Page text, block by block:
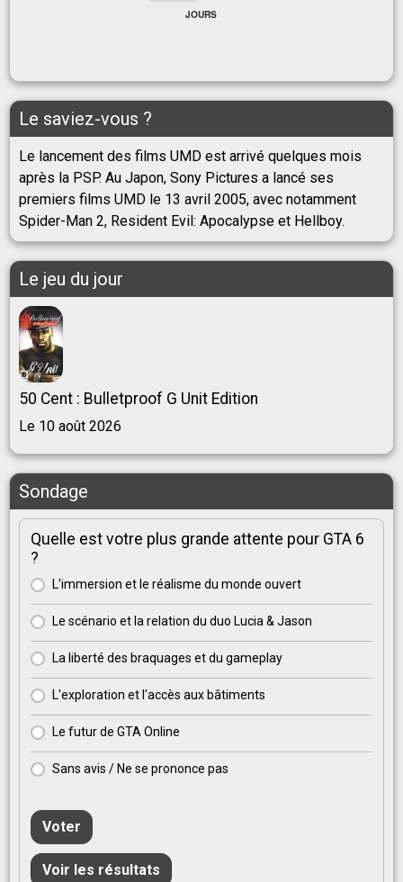
JOURS
Le saviez-vous ?
Le lancement des films UMD est arrivé quelques mois
après la PSP. Au Japon, Sony Pictures a lancé ses
premiers films UMD le 13 avril 2005, avec notamment
Spider-Man 2, Resident Evil: Apocalypse et Hellboy.
Le jeu du jour
50 Cent : Bulletproof G Unit Edition
Le 10 août 2026
Sondage
Quelle est votre plus grande attente pour GTA 6
?
L'immersion et le réalisme du monde ouvert
Le scénario et la relation du duo Lucia & Jason
La liberté des braquages et du gameplay
L'exploration et l'accès aux bâtiments
Le futur de GTA Online
Sans avis / Ne se prononce pas
Voter
Voir les résultats